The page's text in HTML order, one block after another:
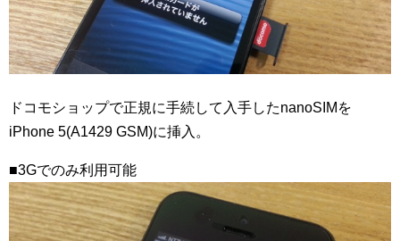
ドコモショップで正規に手続して入手したnanoSIMを
iPhone 5(A1429 GSM)に挿入。
■3Gでのみ利用可能